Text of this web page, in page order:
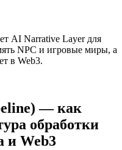
AI Narrative Layer для
NPC и игровые миры, а
в Web3.
— как
обработки
и Web3